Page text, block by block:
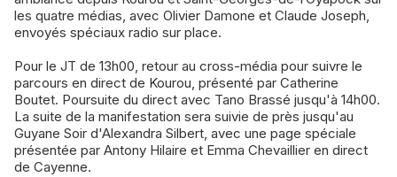
les quatre médias, avec Olivier Damone et Claude Joseph,
envoyés spéciaux radio sur place.
Pour le JT de 13h00, retour au cross-média pour suivre le
parcours en direct de Kourou, présenté par Catherine
Boutet. Poursuite du direct avec Tano Brassé jusqu'à 14h00.
La suite de la manifestation sera suivie de près jusqu'au
Guyane Soir d'Alexandra Silbert, avec une page spéciale
présentée par Antony Hilaire et Emma Chevaillier en direct
de Cayenne.